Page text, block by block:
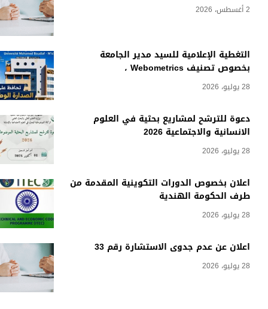
2 أغسطس، 2026
التغطية الإعلامية للسيد مدير الجامعة
بخصوص تصنيف Webometrics ،
28 يوليو، 2026
دعوة للترشح لمشاريع بحثية في العلوم
الانسانية والاجتماعية 2026
28 يوليو، 2026
اعلان بخصوص الدورات التكوينية المقدمة من
طرف الحكومة الهندية
28 يوليو، 2026
اعلان عن عدم جدوى الاستشارة رقم 33
28 يوليو، 2026